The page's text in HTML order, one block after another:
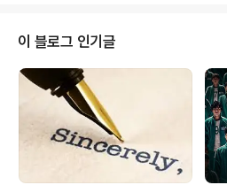
폰을 통해서, 일하게 되었는데.F1 기간에 성적
데, 성적표를 근거하여, F1신분으..
이 블로그 인기글